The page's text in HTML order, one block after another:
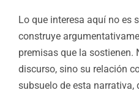
Lo que interesa aquí no es
construye
premisas que la sostienen.
discurso, sino su relación
subsuelo de esta narrativa,